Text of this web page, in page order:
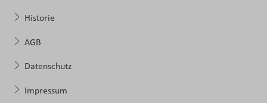
Historie
AGB
Datenschutz
Impressum